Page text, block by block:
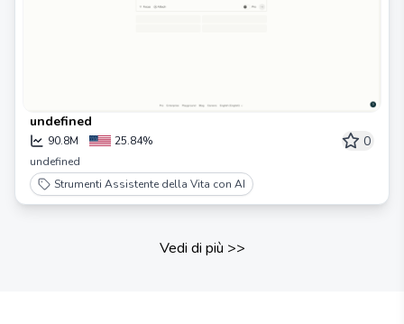
undefined
90.8M 25.84% 0
undefined
Strumenti Assistente della Vita con AI
Vedi di più >>